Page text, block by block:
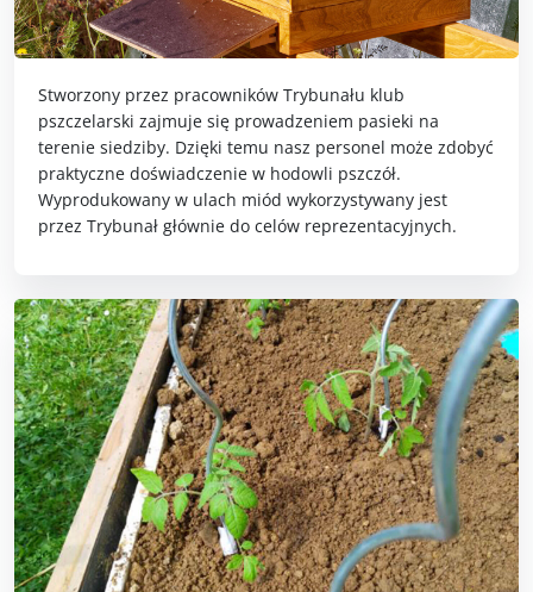
Stworzony przez pracowników Trybunału klub
pszczelarski zajmuje się prowadzeniem pasieki na
terenie siedziby. Dzięki temu nasz personel może zdobyć
praktyczne doświadczenie w hodowli pszczół.
Wyprodukowany w ulach miód wykorzystywany jest
przez Trybunał głównie do celów reprezentacyjnych.